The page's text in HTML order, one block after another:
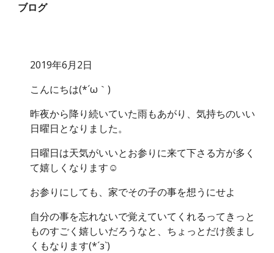
ブログ
2019年6月2日
こんにちは(*´ω｀)
昨夜から降り続いていた雨もあがり、気持ちのいい
日曜日となりました。
日曜日は天気がいいとお参りに来て下さる方が多く
て嬉しくなります☺
お参りにしても、家でその子の事を想うにせよ
自分の事を忘れないで覚えていてくれるってきっと
ものすごく嬉しいだろうなと、ちょっとだけ羨まし
くもなります(*´з`)